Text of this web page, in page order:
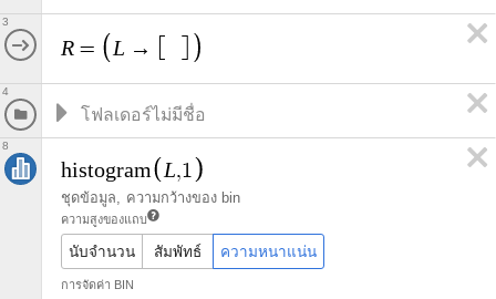
R = L →
3
4
histogram L,1
ชุดข้อมูล ความกว้างของ bin
ความสูงของแถบ
นับจำนวน สัมพัทธ์ ความหนาแน่น
การจัดค่า BIN
8